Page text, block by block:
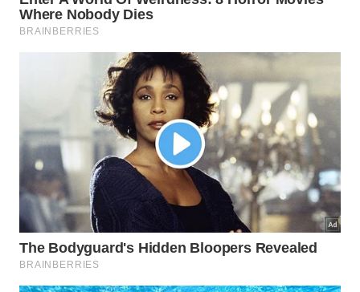
Fórmulas que protegem as mãos mantendo a
eficiência da higienização.
Como adotar essa mudança na sua
rotina caseira?
A transição para um modelo de consumo mais
inteligente exige apenas uma pequena adaptação
nos hábitos de dosagem diários. Aprender a utilizar
somente o necessário evita o desperdício de
insumos preciosos e garante que cada frasco
proporcione o máximo de
durabilidade
performance.